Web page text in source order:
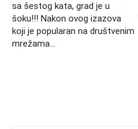
sa šestog kata, grad je u
šoku!!! Nakon ovog izazova
koji je popularan na društvenim
mrežama…